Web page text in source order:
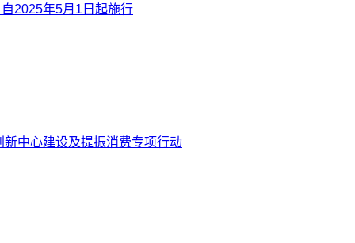
2025年5月1日起施行
中心建设及提振消费专项行动